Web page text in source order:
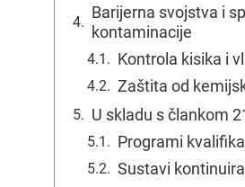
Barijerna svojstva i
kontaminacije
Kontrola kisika i
Zaštita od
U skladu s člankom
Programi
Sustavi